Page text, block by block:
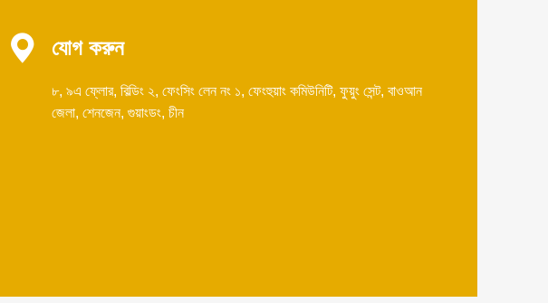
 যোগ করুন
৮, ৯এ ফ্লোর, বিল্ডিং ২, ফেংসিং লেন নং ১, ফেংহুয়াং কমিউনিটি, ফুয়ুং সেন্ট, বাওআন
জেলা, শেনজেন, গুয়াংডং, চীন